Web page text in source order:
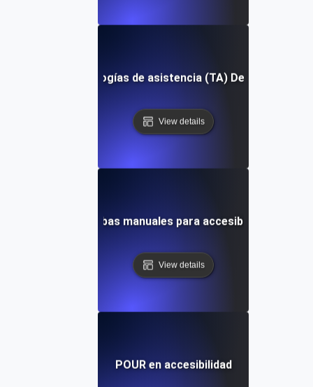
Tecnologías de asistencia (TA) Definición
View details
Pruebas manuales para accesibilidad
View details
POUR en accesibilidad